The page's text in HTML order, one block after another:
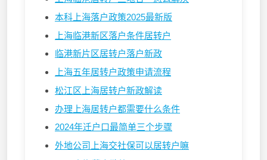
本科上海落户政策2025最新版
上海临港新区落户条件居转户
临港新片区居转户落户新政
上海五年居转户政策申请流程
松江区上海居转户新政解读
办理上海居转户都需要什么条件
2024年迁户口最简单三个步骤
外地公司上海交社保可以居转户嘛